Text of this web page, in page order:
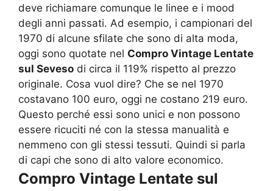
deve richiamare comunque le linee e i mood
degli anni passati. Ad esempio, i campionari del
1970 di alcune sfilate che sono di alta moda,
oggi sono quotate nel Compro Vintage Lentate
sul Seveso di circa il 119% rispetto al prezzo
originale. Cosa vuol dire? Che se nel 1970
costavano 100 euro, oggi ne costano 219 euro.
Questo perché essi sono unici e non possono
essere ricuciti né con la stessa manualità e
nemmeno con gli stessi tessuti. Quindi si parla
di capi che sono di alto valore economico.
Compro Vintage Lentate sul